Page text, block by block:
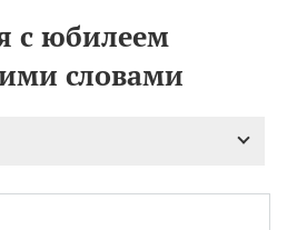
с юбилеем
словами
08.08 День «Счастье
случается» (Happiness
Happens Day)
великомученика